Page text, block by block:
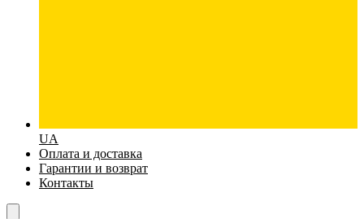
UA
Оплата и доставка
Гарантии и возврат
Контакты